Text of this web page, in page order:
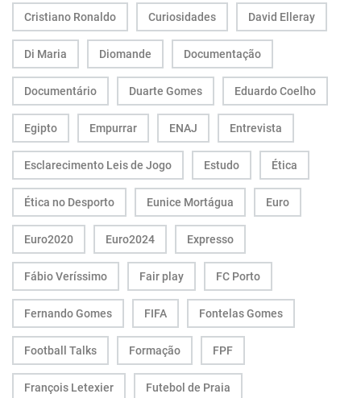
Cristiano Ronaldo Curiosidades David Elleray
Di Maria Diomande Documentação
Documentário Duarte Gomes Eduardo Coelho
Egipto Empurrar ENAJ Entrevista
Esclarecimento Leis de Jogo Estudo Ética
Ética no Desporto Eunice Mortágua Euro
Euro2020 Euro2024 Expresso
Fábio Veríssimo Fair play FC Porto
Fernando Gomes FIFA Fontelas Gomes
Football Talks Formação FPF
François Letexier Futebol de Praia